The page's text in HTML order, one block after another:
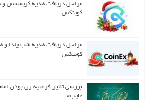
مراحل دریافت هدیه کریسمس
کوینکس
مراحل دریافت هدیه شب یلدا
کوینکس
بررسی تأثیر فرضیه زن بودن
غایب»